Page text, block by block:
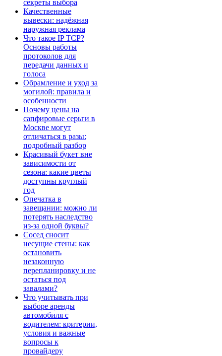
секреты выбора
Качественные
вывески: надёжная
наружная реклама
Что такое IP TCP?
Основы работы
протоколов для
передачи данных и
голоса
Обрамление и уход за
могилой: правила и
особенности
Почему цены на
сапфировые серьги в
Москве могут
отличаться в разы:
подробный разбор
Красивый букет вне
зависимости от
сезона: какие цветы
доступны круглый
год
Опечатка в
завещании: можно ли
потерять наследство
из-за одной буквы?
Сосед сносит
несущие стены: как
остановить
незаконную
перепланировку и не
остаться под
завалами?
Что учитывать при
выборе аренды
автомобиля с
водителем: критерии,
условия и важные
вопросы к
провайдеру